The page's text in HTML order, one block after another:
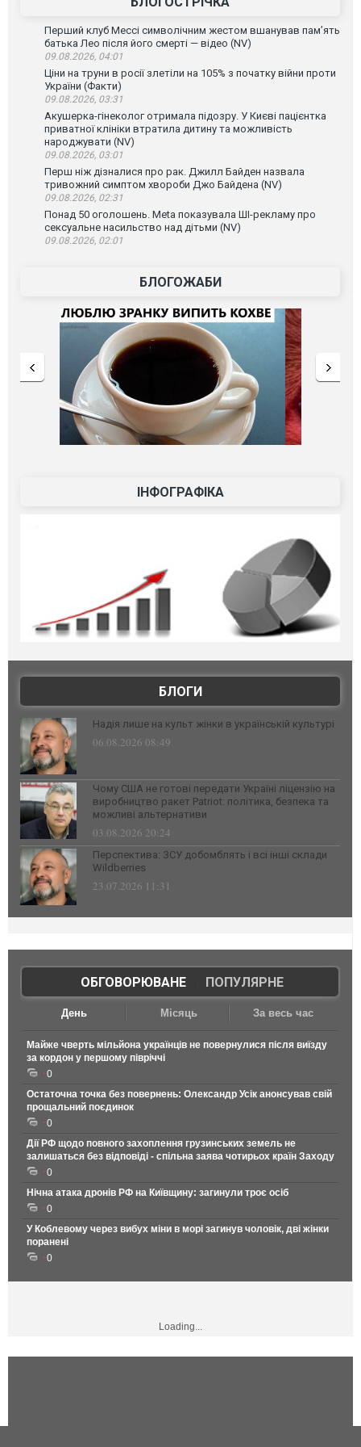
Перший клуб Мессі символічним жестом вшанував пам’ять
батька Лео після його смерті — відео (NV)
09.08.2026, 04:01
Ціни на труни в росії злетіли на 105% з початку війни проти
України (Факти)
09.08.2026, 03:31
Акушерка-гінеколог отримала підозру. У Києві пацієнтка
приватної клініки втратила дитину та можливість
народжувати (NV)
09.08.2026, 03:01
Перш ніж дізналися про рак. Джилл Байден назвала
тривожний симптом хвороби Джо Байдена (NV)
09.08.2026, 02:31
Понад 50 оголошень. Meta показувала ШІ-рекламу про
сексуальне насильство над дітьми (NV)
09.08.2026, 02:01
БЛОГОЖАБИ
ІНФОГРАФІКА
БЛОГИ
Надія лише на культ жінки в українській культурі
06.08.2026 08:49
Чому США не готові передати Україні ліцензію на
виробництво ракет Patriot: політика, безпека та
можливі альтернативи
03.08.2026 20:24
Перспектива: ЗСУ добомблять і всі інші склади
Wildberries
23.07.2026 11:31
ОБГОВОРЮВАНЕ| ПОПУЛЯРНЕ
День Місяць За весь час
Майже чверть мільйона українців не повернулися після виїзду
за кордон у першому півріччі
0
Остаточна точка без повернень: Олександр Усік анонсував свій
прощальний поєдинок
0
Дії РФ щодо повного захоплення грузинських земель не
залишаться без відповіді - спільна заява чотирьох країн Заходу
0
Нічна атака дронів РФ на Київщину: загинули троє осіб
0
У Коблевому через вибух міни в морі загинув чоловік, дві жінки
поранені
0
Loading...